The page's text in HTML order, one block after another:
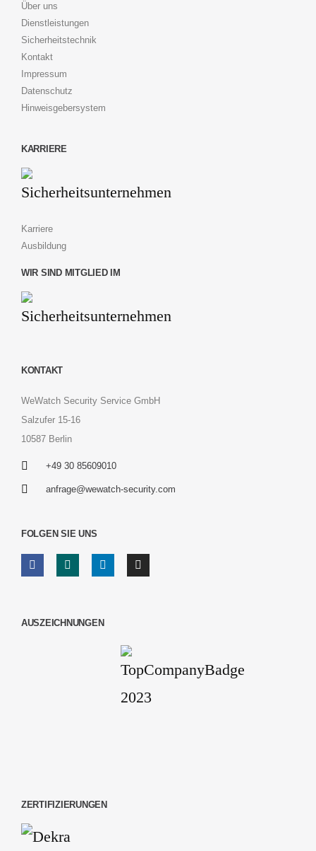
Über uns
Dienstleistungen
Sicherheitstechnik
Kontakt
Impressum
Datenschutz
Hinweisgebersystem
KARRIERE
Karriere
Ausbildung
WIR SIND MITGLIED IM
KONTAKT
WeWatch Security Service GmbH
Salzufer 15-16
10587 Berlin
+49 30 85609010
anfrage@wewatch-security.com
FOLGEN SIE UNS
AUSZEICHNUNGEN
ZERTIFIZIERUNGEN